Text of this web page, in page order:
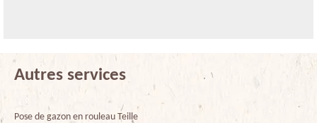
Autres services
Pose de gazon en rouleau Teille